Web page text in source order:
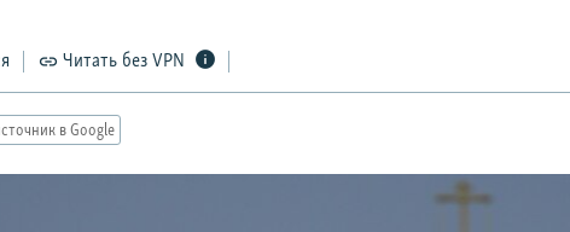
Читать без VPN
в Google